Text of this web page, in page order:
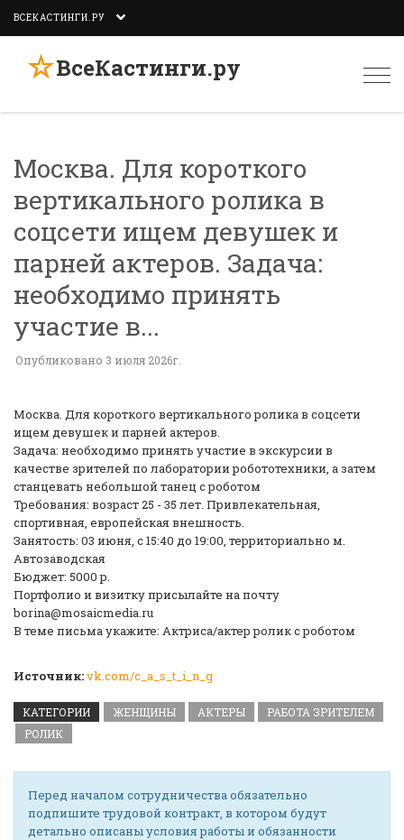
ВСЕКАСТИНГИ.РУ
☆ВсеКастинги.ру
Москва. Для короткого
вертикального ролика в
соцсети ищем девушек и
парней актеров. Задача:
необходимо принять
участие в...
Опубликовано 3 июля 2026г.
Москва. Для короткого вертикального ролика в соцсети
ищем девушек и парней актеров.
Задача: необходимо принять участие в экскурсии в
качестве зрителей по лаборатории робототехники, а затем
станцевать небольшой танец с роботом
Требования: возраст 25 - 35 лет. Привлекательная,
спортивная, европейская внешность.
Занятость: 03 июня, с 15:40 до 19:00, территориально м.
Автозаводская
Бюджет: 5000 р.
Портфолио и визитку присылайте на почту
borina@mosaicmedia.ru
В теме письма укажите: Актриса/актер ролик с роботом
Источник:vk.com/c_a_s_t_i_n_g
КАТЕГОРИИ ЖЕНЩИНЫ АКТЕРЫ
РАБОТА ЗРИТЕЛЕМ
РОЛИК
Перед началом сотрудничества обязательно
подпишите трудовой контракт, в котором будут
детально описаны условия работы и обязанности